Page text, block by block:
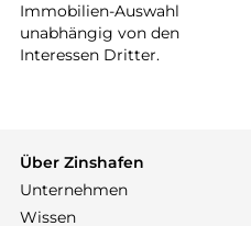
Immobilien-Auswahl
unabhängig von den
Interessen Dritter.
Über Zinshafen
Unternehmen
Wissen